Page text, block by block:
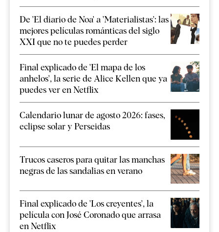
De 'El diario de Noa' a 'Materialistas': las
mejores películas románticas del siglo
XXI que no te puedes perder
Final explicado de 'El mapa de los
anhelos', la serie de Alice Kellen que ya
puedes ver en Netflix
Calendario lunar de agosto 2026: fases,
eclipse solar y Perseidas
Trucos caseros para quitar las manchas
negras de las sandalias en verano
Final explicado de 'Los creyentes', la
película con José Coronado que arrasa
en Netflix